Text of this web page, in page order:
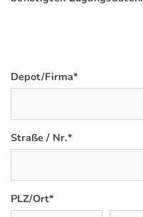
Depot/Firma*
Straße / Nr.*
PLZ/Ort*